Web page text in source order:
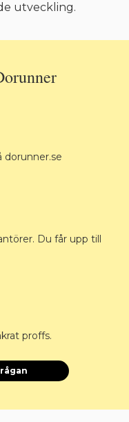
utveckling.
dorunner.se
Du får upp till
proffs.